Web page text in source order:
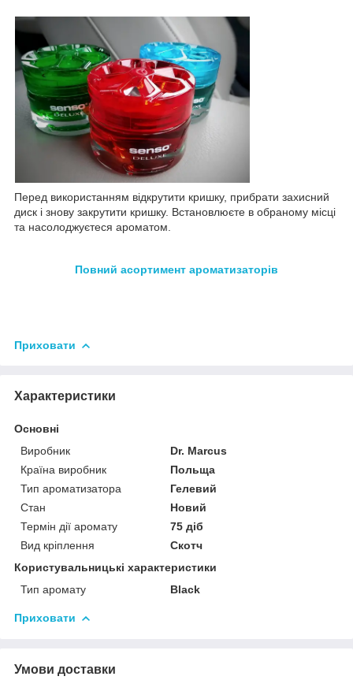
Перед використанням відкрутити кришку, прибрати захисний
диск і знову закрутити кришку. Встановлюєте в обраному місці
та насолоджуєтеся ароматом.
Повний асортимент ароматизаторів
Приховати
Характеристики
Основні
Виробник
Dr. Marcus
Країна виробник
Польща
Тип ароматизатора
Гелевий
Стан
Новий
Термін дії аромату
75 діб
Вид кріплення
Скотч
Користувальницькі характеристики
Тип аромату
Black
Приховати
Умови доставки